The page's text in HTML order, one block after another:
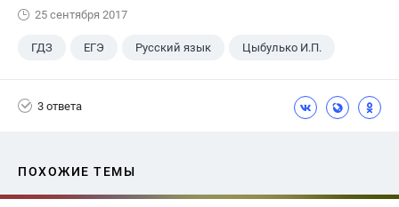
25 сентября 2017
ГДЗ ЕГЭ Русский язык Цыбулько И.П.
3 ответа
ПОХОЖИЕ ТЕМЫ